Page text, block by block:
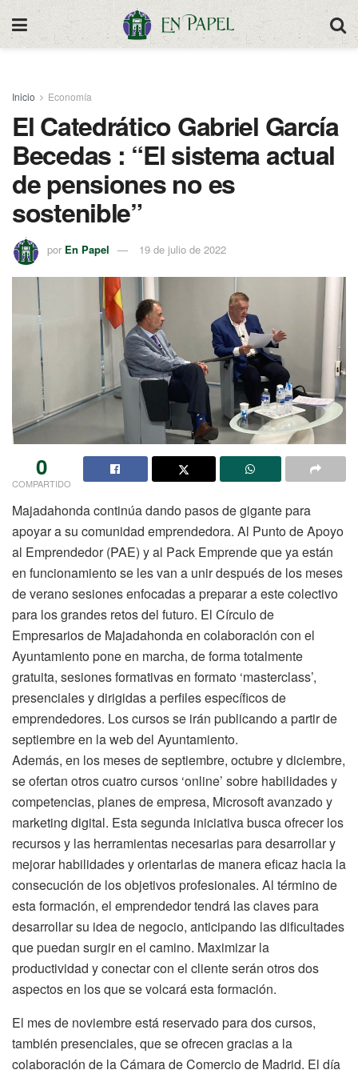
Inicio Economía
El Catedrático Gabriel García
Becedas : “El sistema actual
de pensiones no es
sostenible”
por En Papel 19 de julio de 2022
0
COMPARTIDO
Majadahonda continúa dando pasos de gigante para
apoyar a su comunidad emprendedora. Al Punto de Apoyo
al Emprendedor (PAE) y al Pack Emprende que ya están
en funcionamiento se les van a unir después de los meses
de verano sesiones enfocadas a preparar a este colectivo
para los grandes retos del futuro. El Círculo de
Empresarios de Majadahonda en colaboración con el
Ayuntamiento pone en marcha, de forma totalmente
gratuita, sesiones formativas en formato ‘masterclass’,
presenciales y dirigidas a perfiles específicos de
emprendedores. Los cursos se irán publicando a partir de
septiembre en la web del Ayuntamiento.
Además, en los meses de septiembre, octubre y diciembre,
se ofertan otros cuatro cursos ‘online’ sobre habilidades y
competencias, planes de empresa, Microsoft avanzado y
marketing digital. Esta segunda iniciativa busca ofrecer los
recursos y las herramientas necesarias para desarrollar y
mejorar habilidades y orientarlas de manera eficaz hacia la
consecución de los objetivos profesionales. Al término de
esta formación, el emprendedor tendrá las claves para
desarrollar su idea de negocio, anticipando las dificultades
que puedan surgir en el camino. Maximizar la
productividad y conectar con el cliente serán otros dos
aspectos en los que se volcará esta formación.
El mes de noviembre está reservado para dos cursos,
también presenciales, que se ofrecen gracias a la
colaboración de la Cámara de Comercio de Madrid. El día